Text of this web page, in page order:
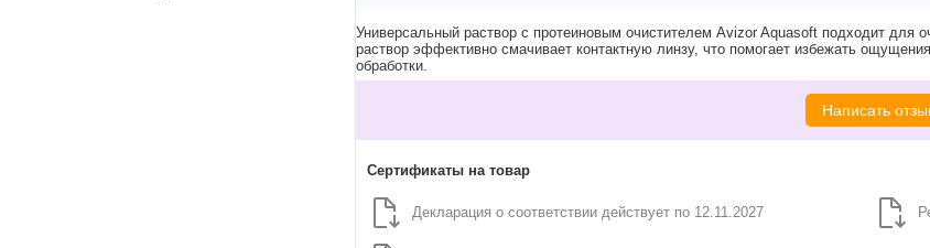
Универсальный раствор с протеиновым очистителем Avizor Aquasoft подходит для
раствор эффективно смачивает контактную линзу, что помогает избежать
обработки.
Написать
Сертификаты на товар
Декларация о соответствии действует по 12.11.2027